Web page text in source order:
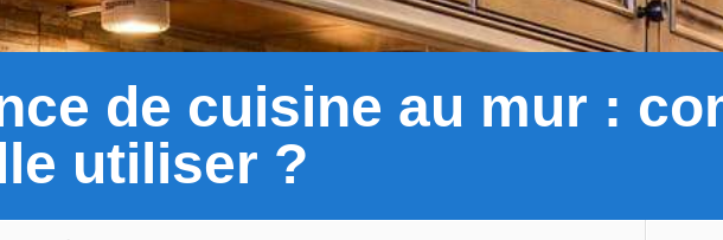
de cuisine au mur :
utiliser ?